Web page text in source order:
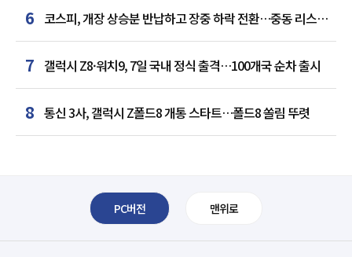
6 코스피, 개장 상승분 반납하고 장중 하락 전환…중동 리스크·
美 경계감
7 갤럭시 Z8·워치9, 7일 국내 정식 출격…100개국 순차 출시
8 통신 3사, 갤럭시 Z폴드8 개통 스타트…폴드8 쏠림 뚜렷
PC버전 맨위로